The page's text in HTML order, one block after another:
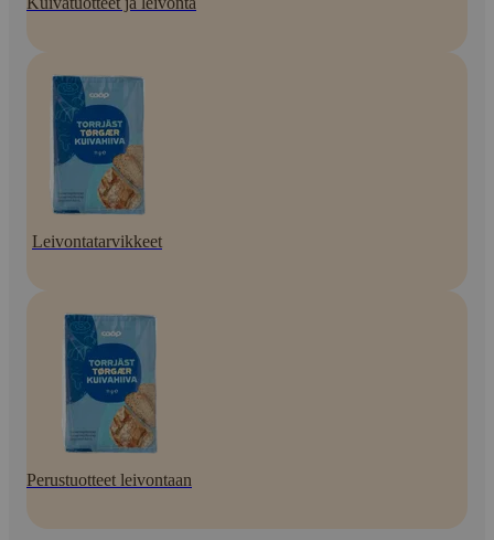
Leivontatarvikkeet
Perustuotteet leivontaan